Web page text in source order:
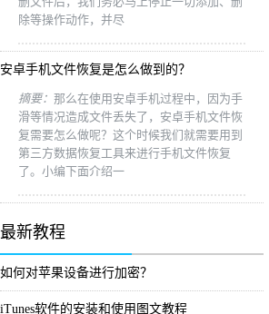
除等操作动作，并尽
安卓手机文件恢复是怎么做到的？
摘要： 那么在使用安卓手机过程中，因为手
滑等情况造成文件丢失了，安卓手机文件恢
复需要怎么做呢？这个时候我们就需要用到
第三方数据恢复工具来进行手机文件恢复
了。小编下面介绍一
最新教程
如何对苹果设备进行加密？
iTunes软件的安装和使用图文教程